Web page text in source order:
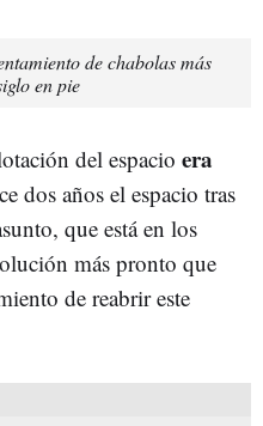
de chabolas más
en pie
del espacio era
dos años el espacio tras
que está en los
más pronto que
de reabrir este